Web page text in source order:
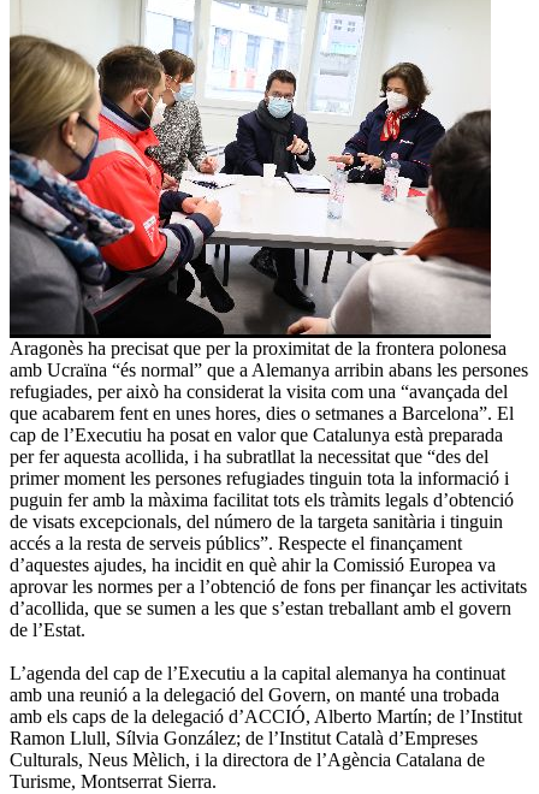
Aragonès ha precisat que per la proximitat de la frontera polonesa
amb Ucraïna “és normal” que a Alemanya arribin abans les persones
refugiades, per això ha considerat la visita com una “avançada del
que acabarem fent en unes hores, dies o setmanes a Barcelona”. El
cap de l’Executiu ha posat en valor que Catalunya està preparada
per fer aquesta acollida, i ha subratllat la necessitat que “des del
primer moment les persones refugiades tinguin tota la informació i
puguin fer amb la màxima facilitat tots els tràmits legals d’obtenció
de visats excepcionals, del número de la targeta sanitària i tinguin
accés a la resta de serveis públics”. Respecte el finançament
d’aquestes ajudes, ha incidit en què ahir la Comissió Europea va
aprovar les normes per a l’obtenció de fons per finançar les activitats
d’acollida, que se sumen a les que s’estan treballant amb el govern
de l’Estat.
L’agenda del cap de l’Executiu a la capital alemanya ha continuat
amb una reunió a la delegació del Govern, on manté una trobada
amb els caps de la delegació d’ACCIÓ, Alberto Martín; de l’Institut
Ramon Llull, Sílvia González; de l’Institut Català d’Empreses
Culturals, Neus Mèlich, i la directora de l’Agència Catalana de
Turisme, Montserrat Sierra.